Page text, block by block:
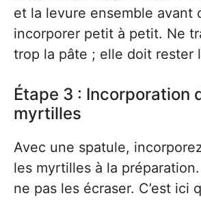
et la levure ensemble avant
incorporer petit à petit. Ne
trop la pâte ; elle doit rester
Étape 3 : Incorporation
myrtilles
Avec une spatule,
les myrtilles à la
ne pas les écraser. C’est ici